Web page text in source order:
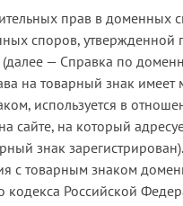
прав в доменных
споров, утвержденной
(далее — Справка по
на товарный знак имеет
используется в
сайте, на который
знак
с товарным знаком
кодекса Российской